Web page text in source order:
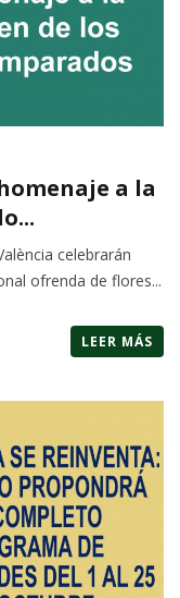
a la
celebrarán
ofrenda de flores...
LEER MÁS